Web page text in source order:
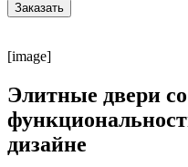
Заказать
[image]
Элитные двери
дизайне